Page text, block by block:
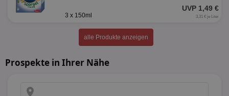
UVP 1,49 €
3 x 150ml 3,31 € je Liter
alle Produkte anzeigen
Prospekte in Ihrer Nähe